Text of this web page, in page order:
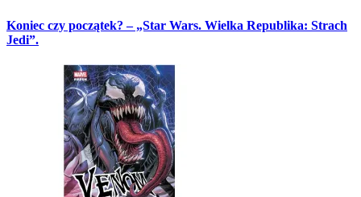
Koniec czy początek? – „Star Wars. Wielka Republika: Strach
Jedi”.